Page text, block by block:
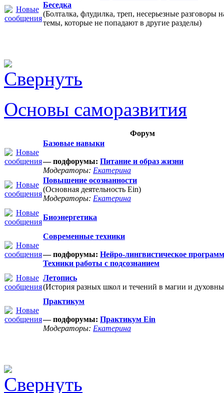
Беседка
(Болталка, флудилка, треп, несерьезные разговоры
темы, которые не попадают в другие разделы)
Основы саморазвития
Форум
Базовые навыки
— подфорумы: Питание и образ жизни
Модераторы: Екатерина
Повышение осознанности
(Основная деятельность Ein)
Модераторы: Екатерина
Биоэнергетика
Современные техники
— подфорумы: Нейро-лингвистическое
Техники работы с подсознанием
Летопись
(История разных школ и течений в магии и
Практикум
— подфорумы: Практикум Ein
Модераторы: Екатерина